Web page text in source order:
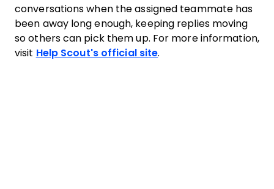
conversations when the assigned teammate has
been away long enough, keeping replies moving
so others can pick them up. For more information,
visit Help Scout's official site.